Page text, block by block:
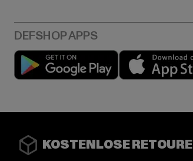
Play market
KOSTENLOSE RETOURE